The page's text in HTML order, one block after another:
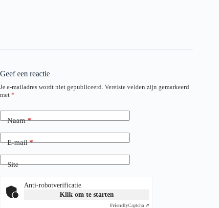
Geef een reactie
Je e-mailadres wordt niet gepubliceerd. Vereiste velden zijn gemarkeerd
met *
Naam*
E-mail*
Site
Anti-robotverificatie
Klik om te starten
FriendlyCaptcha ⇗